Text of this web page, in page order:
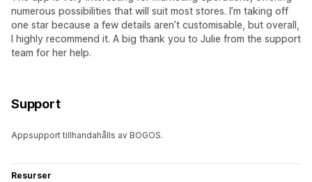
numerous possibilities that will suit most stores. I’m taking off
one star because a few details aren’t customisable, but overall,
I highly recommend it. A big thank you to Julie from the support
team for her help.
Support
Appsupport tillhandahålls av BOGOS.
Resurser